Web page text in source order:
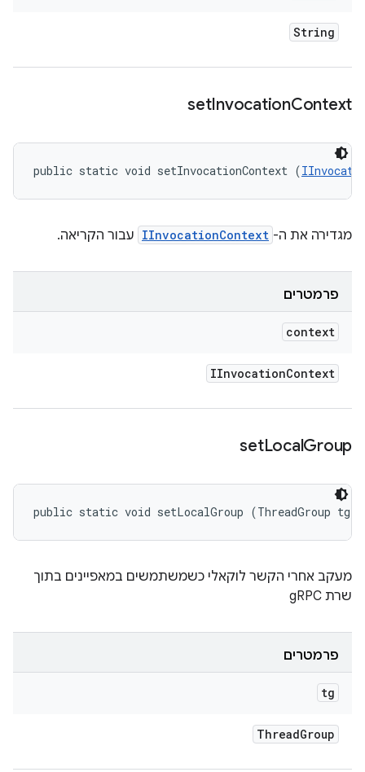
String
setInvocationContext
public static void setInvocationContext (
מגדירה את ה- IInvocationContext עבור הקריאה.
פרמטרים
context
IInvocationContext
setLocalGroup
public static void setLocalGroup (ThreadGroup tg)
מעקב אחרי הקשר לוקאלי כשמשתמשים במאפיינים בתוך
שרת gRPC
פרמטרים
tg
ThreadGroup